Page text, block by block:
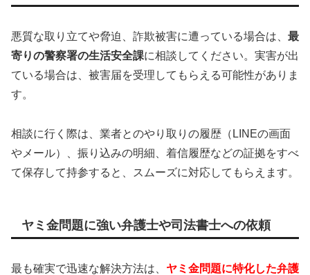
悪質な取り立てや脅迫、詐欺被害に遭っている場合は、 最
寄りの警察署の生活安全課に相談してください。実害が出
ている場合は、被害届を受理してもらえる可能性がありま
す。
相談に行く際は、業者とのやり取りの履歴（LINEの画面
やメール）、振り込みの明細、着信履歴などの証拠をすべ
て保存して持参すると、スムーズに対応してもらえます。
ヤミ金問題に強い弁護士や司法書士への依頼
最も確実で迅速な解決方法は、 ヤミ金問題に特化した弁護